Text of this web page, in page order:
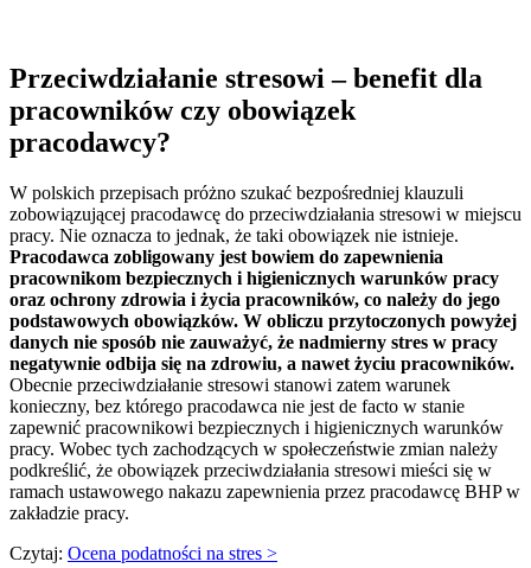
Przeciwdziałanie stresowi – benefit dla
pracowników czy obowiązek
pracodawcy?
W polskich przepisach próżno szukać bezpośredniej klauzuli
zobowiązującej pracodawcę do przeciwdziałania stresowi w miejscu
pracy. Nie oznacza to jednak, że taki obowiązek nie istnieje.
Pracodawca zobligowany jest bowiem do zapewnienia
pracownikom bezpiecznych i higienicznych warunków pracy
oraz ochrony zdrowia i życia pracowników, co należy do jego
podstawowych obowiązków. W obliczu przytoczonych powyżej
danych nie sposób nie zauważyć, że nadmierny stres w pracy
negatywnie odbija się na zdrowiu, a nawet życiu pracowników.
Obecnie przeciwdziałanie stresowi stanowi zatem warunek
konieczny, bez którego pracodawca nie jest de facto w stanie
zapewnić pracownikowi bezpiecznych i higienicznych warunków
pracy. Wobec tych zachodzących w społeczeństwie zmian należy
podkreślić, że obowiązek przeciwdziałania stresowi mieści się w
ramach ustawowego nakazu zapewnienia przez pracodawcę BHP w
zakładzie pracy.
Czytaj: Ocena podatności na stres >